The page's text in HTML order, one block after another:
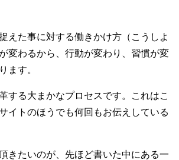
えた事に対する働きかけ方（こうしよ
変わるから、行動が変わり、習慣が変
ます。
する大まかなプロセスです。これはこ
イトのほうでも何回もお伝えしている
きたいのが、先ほど書いた中にある一